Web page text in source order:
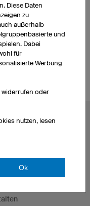
Jacken Damen
bedrucken
Diese Daten
zu
außerhalb
und
Dabei
für
Werbung
widerrufen oder
nutzen, lesen
Ok